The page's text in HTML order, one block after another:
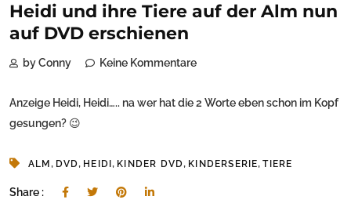
Heidi und ihre Tiere auf der Alm nun
auf DVD erschienen
by Conny Keine Kommentare
Anzeige Heidi, Heidi….. na wer hat die 2 Worte eben schon im Kopf
gesungen? 😉
ALM , DVD, HEIDI, KINDER DVD, KINDERSERIE,TIERE
Share :